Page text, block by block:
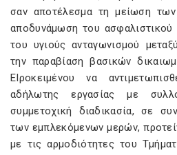
σαν αποτέλεσμα τη μείωση
αποδυνάμωση του ασφαλιστικού
του υγιούς ανταγωνισμού
την παραβίαση βασικών
ΕΙροκειμένου να
αδήλωτης εργασίας με
συμμετοχική διαδικασία, σε
των εμπλεκόμενων μερών,
με τις αρμοδιότητες του